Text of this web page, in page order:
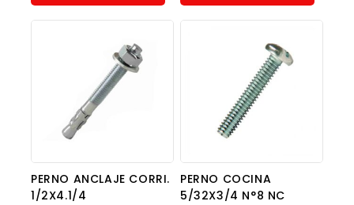
PERNO ANCLAJE CORRI.
1/2X4.1/4
PERNO COCINA
5/32X3/4 N°8 NC